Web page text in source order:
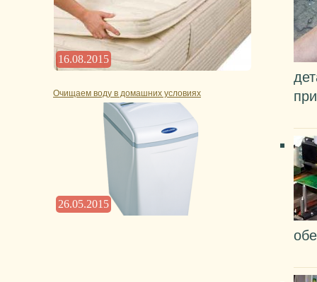
16.08.2015
Очищаем воду в домашних условиях
26.05.2015